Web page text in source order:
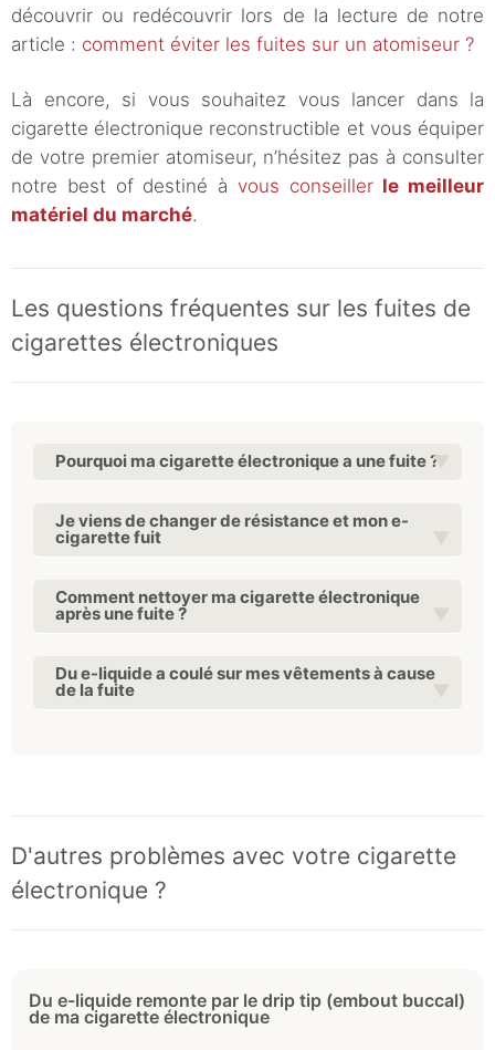
découvrir ou redécouvrir lors de la lecture de notre
article : comment éviter les fuites sur un atomiseur ?
Là encore, si vous souhaitez vous lancer dans la
cigarette électronique reconstructible et vous équiper
de votre premier atomiseur, n’hésitez pas à consulter
notre best of destiné à vous conseiller le meilleur
matériel du marché.
Les questions fréquentes sur les fuites de
cigarettes électroniques
Pourquoi ma cigarette électronique a une fuite ?
Je viens de changer de résistance et mon e-
cigarette fuit
Comment nettoyer ma cigarette électronique
après une fuite ?
Du e-liquide a coulé sur mes vêtements à cause
de la fuite
D'autres problèmes avec votre cigarette
électronique ?
Du e-liquide remonte par le drip tip (embout buccal)
de ma cigarette électronique